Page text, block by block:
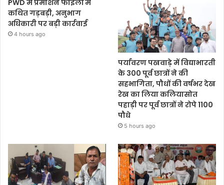
PWD में प्रमोशन फाइलों में
कथित गड़बड़ी, अनुभाग
अधिकारी पर बड़ी कार्रवाई
4 hours ago
पर्यावरण पखवाड़े में विद्याभारती
के 300 पूर्व छात्रों ने की
सहभागिता, पौधों की वर्षभर देख
रेख का लिया कलियासोत
पहाड़ी पर पूर्व छात्रों ने रोपे 1100
पौधे
5 hours ago